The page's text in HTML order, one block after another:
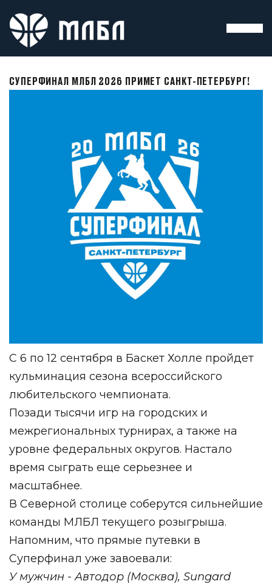
СУПЕРФИНАЛ МЛБЛ 2026 ПРИМЕТ САНКТ-ПЕТЕРБУРГ!
С 6 по 12 сентября в Баскет Холле пройдет
кульминация сезона всероссийского
любительского чемпионата.
Позади тысячи игр на городских и
межрегиональных турнирах, а также на
уровне федеральных округов. Настало
время сыграть еще серьезнее и
масштабнее.
В Северной столице соберутся сильнейшие
команды МЛБЛ текущего розыгрыша.
Напомним, что прямые путевки в
Суперфинал уже завоевали:
У мужчин - Автодор (Москва), Sungard